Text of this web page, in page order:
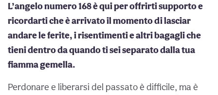
L’angelo numero 168 è qui per offrirti supporto e
ricordarti che è arrivato il momento di lasciar
andare le ferite, i risentimenti e altri bagagli che
tieni dentro da quando ti sei separato dalla tua
fiamma gemella.
Perdonare e liberarsi del passato è difficile, ma è